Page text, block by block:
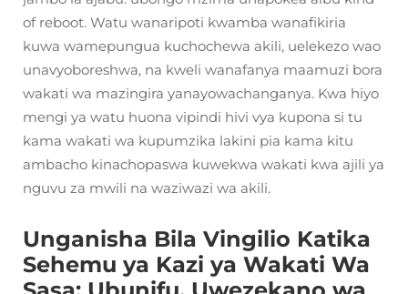
of reboot. Watu wanaripoti kwamba wanafikiria
kuwa wamepungua kuchochewa akili, uelekezo wao
unavyoboreshwa, na kweli wanafanya maamuzi bora
wakati wa mazingira yanayowachanganya. Kwa hiyo
mengi ya watu huona vipindi hivi vya kupona si tu
kama wakati wa kupumzika lakini pia kama kitu
ambacho kinachopaswa kuwekwa wakati kwa ajili ya
nguvu za mwili na waziwazi wa akili.
Unganisha Bila Vingilio Katika
Sehemu ya Kazi ya Wakati Wa